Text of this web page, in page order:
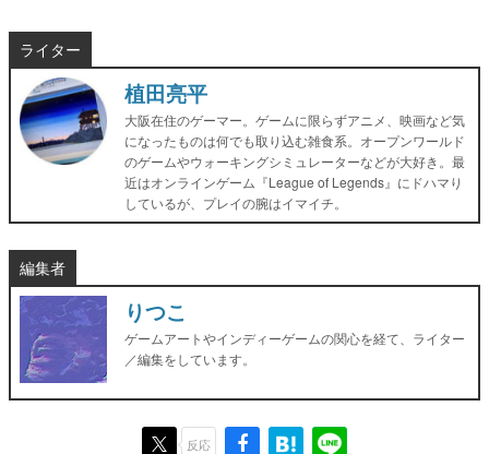
ライター
植田亮平
大阪在住のゲーマー。ゲームに限らずアニメ、映画など気
になったものは何でも取り込む雑食系。オープンワールド
のゲームやウォーキングシミュレーターなどが大好き。最
近はオンラインゲーム『League of Legends』にドハマり
しているが、プレイの腕はイマイチ。
編集者
りつこ
ゲームアートやインディーゲームの関心を経て、ライター
／編集をしています。
反応